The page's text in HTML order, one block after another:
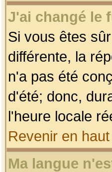
J'ai changé le
Si vous êtes
différente, la
n'a pas été
d'été; donc,
l'heure locale
Revenir en
Ma langue